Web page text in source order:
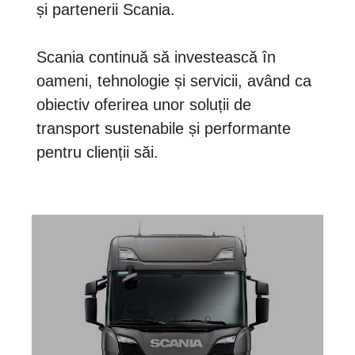
și partenerii Scania.
Scania continuă să investească în
oameni, tehnologie și servicii, având ca
obiectiv oferirea unor soluții de
transport sustenabile și performante
pentru clienții săi.